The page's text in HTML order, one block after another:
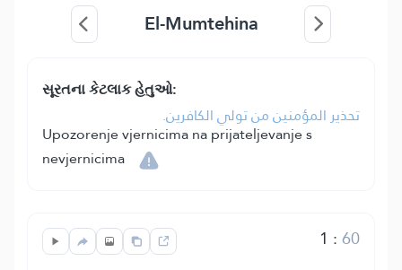
El-Mumtehina
સૂરતના કેટલાક હેતુઓ:
تحذير المؤمنين من تولي الكافرين.
Upozorenje vjernicima na prijateljevanje s
nevjernicima
1 :60